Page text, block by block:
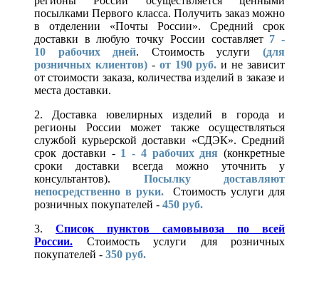
посылками Первого класса. Получить заказ можно
в отделении «Почты России». Средний срок
доставки в любую точку России составляет 7 -
10 рабочих дней. Стоимость услуги(для
розничных клиентов)- от 190 руб. и не зависит
от стоимости заказа, количества изделий в заказе и
места доставки.
2. Доставка ювелирных изделий в города и
регионы России может также осуществляться
службой курьерской доставки «СДЭК». Средний
срок доставки - 1 - 4 рабочих дня (конкретные
сроки доставки всегда можно уточнить у
консультантов). Посылку доставляют
непосредственно в руки.
Стоимость услуги для
розничных покупателей - 450 руб.
3. Список пунктов самовывоза по всей
России.
Стоимость услуги для розничных
покупателей - 350 руб.